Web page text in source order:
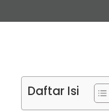
Daftar Isi